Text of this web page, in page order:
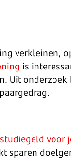
verkleinen,
is
Uit
studiegeld voor
sparen